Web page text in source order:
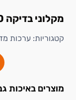
מקלוני בדיקה 10 בדיקות מלח aquachek
קטגוריות: ערכות
מוצרים באיכות